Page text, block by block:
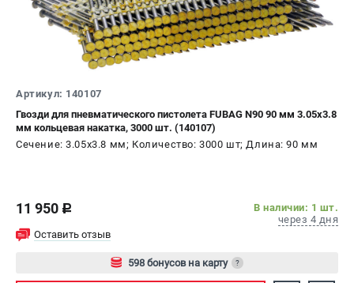
Артикул: 140107
Гвозди для пневматического пистолета FUBAG N90 90 мм 3.05x3.8
мм кольцевая накатка, 3000 шт. (140107)
Сечение: 3.05x3.8 мм; Количество: 3000 шт; Длина: 90 мм
11 950 c
В наличии: 1 шт.
через 4 дня
Оставить отзыв
598 бонусов на карту ?